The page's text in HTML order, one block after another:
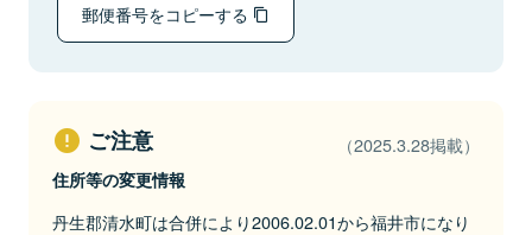
郵便番号をコピーする
ご注意 （2025.3.28掲載）
住所等の変更情報
丹生郡清水町は合併により2006.02.01から福井市になり